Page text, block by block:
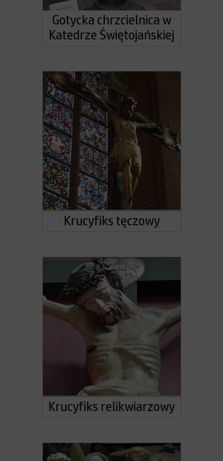
Gotycka chrzcielnica w
Katedrze Świętojańskiej
Krucyfiks tęczowy
Krucyfiks relikwiarzowy